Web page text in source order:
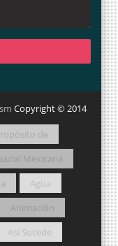
Copyright © 2014
de
Mexicana
Agua
Animación
Así Sucede